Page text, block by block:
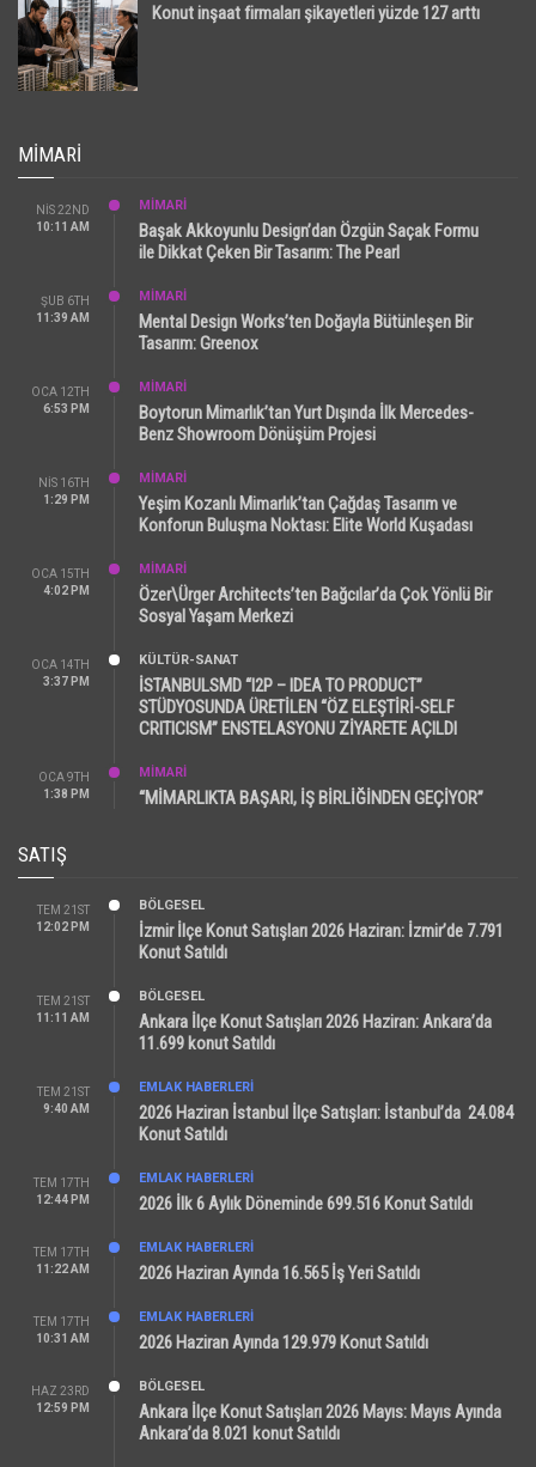
Konut inşaat firmaları şikayetleri yüzde 127 arttı
MIMARI
NIS 22ND
10:11 AM
MİMARİ
Başak Akkoyunlu Design’dan Özgün Saçak Formu
ile Dikkat Çeken Bir Tasarım: The Pearl
ŞUB 6TH
11:39 AM
MİMARİ
Mental Design Works’ten Doğayla Bütünleşen Bir
Tasarım: Greenox
OCA 12TH
6:53 PM
MİMARİ
Boytorun Mimarlık’tan Yurt Dışında İlk Mercedes-
Benz Showroom Dönüşüm Projesi
NIS 16TH
1:29 PM
MİMARİ
Yeşim Kozanlı Mimarlık’tan Çağdaş Tasarım ve
Konforun Buluşma Noktası: Elite World Kuşadası
OCA 15TH
4:02 PM
MİMARİ
Özer\Ürger Architects’ten Bağcılar’da Çok Yönlü Bir
Sosyal Yaşam Merkezi
OCA 14TH
3:37 PM
KÜLTÜR-SANAT
İSTANBULSMD “I2P – IDEA TO PRODUCT”
STÜDYOSUNDA ÜRETİLEN “ÖZ ELEŞTİRİ-SELF
CRITICISM” ENSTELASYONU ZİYARETE AÇILDI
OCA 9TH
1:38 PM
MİMARİ
“MİMARLIKTA BAŞARI, İŞ BİRLİĞİNDEN GEÇİYOR”
SATIŞ
TEM 21ST
12:02 PM
BÖLGESEL
İzmir İlçe Konut Satışları 2026 Haziran: İzmir’de 7.791
Konut Satıldı
TEM 21ST
11:11 AM
BÖLGESEL
Ankara İlçe Konut Satışları 2026 Haziran: Ankara’da
11.699 konut Satıldı
TEM 21ST
9:40 AM
EMLAK HABERLERI
2026 Haziran İstanbul İlçe Satışları: İstanbul’da 24.084
Konut Satıldı
TEM 17TH
12:44 PM
EMLAK HABERLERI
2026 İlk 6 Aylık Döneminde 699.516 Konut Satıldı
TEM 17TH
11:22 AM
EMLAK HABERLERI
2026 Haziran Ayında 16.565 İş Yeri Satıldı
TEM 17TH
10:31 AM
EMLAK HABERLERI
2026 Haziran Ayında 129.979 Konut Satıldı
HAZ 23RD
12:59 PM
BÖLGESEL
Ankara İlçe Konut Satışları 2026 Mayıs: Mayıs Ayında
Ankara’da 8.021 konut Satıldı